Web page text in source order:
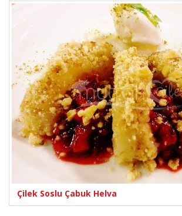
Çilek Soslu Çabuk Helva